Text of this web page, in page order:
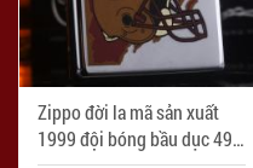
Zippo đời la mã sản xuất
1999 đội bóng bầu dục 49